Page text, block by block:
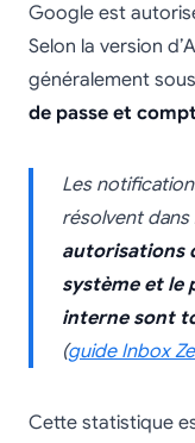
Google est
Selon la version
généralement sous
de passe et
Les
résolvent dans
autorisations
système et le
interne sont
(guide Inbox
Cette statistique